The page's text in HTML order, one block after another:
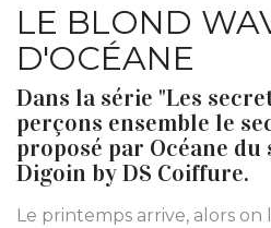
LE BLOND
D'OCÉANE
Dans la série "Les
perçons ensemble le
proposé par Océane du
Digoin by DS Coiffure.
Le printemps arrive, alors on